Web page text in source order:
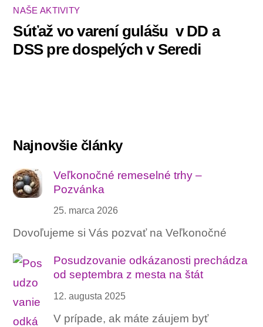
NAŠE AKTIVITY
Súťaž vo varení gulášu ‍ v DD a
DSS pre dospelých v Seredi
Najnovšie články
Veľkonočné remeselné trhy –
Pozvánka
25. marca 2026
Dovoľujeme si Vás pozvať na Veľkonočné
Posudzovanie odkázanosti prechádza
od septembra z mesta na štát
12. augusta 2025
V prípade, ak máte záujem byť